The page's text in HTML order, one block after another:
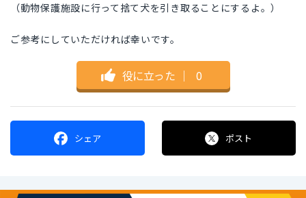
（動物保護施設に行って捨て犬を引き取ることにするよ。）
ご参考にしていただければ幸いです。
役に立った ｜ 0
シェア ポスト